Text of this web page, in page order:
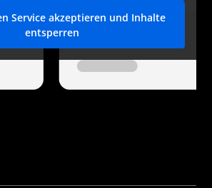
Service akzeptieren und Inhalte
entsperren